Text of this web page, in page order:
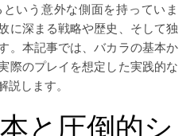
いう意外な側面を持っていま
に深まる戦略や歴史、そして独
。本記事では、バカラの基本か
際のプレイを想定した実践的な
します。
と圧倒的シ